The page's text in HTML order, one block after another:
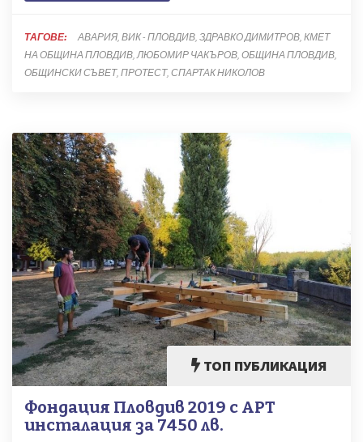
ТАГОВЕ: АВАРИЯ ВИК - ПЛОВДИВ ЗДРАВКО ДИМИТРОВ КМЕТ
НА ОБЩИНА ПЛОВДИВ ЛЮБОМИР ЧАКЪРОВ ОБЩИНА ПЛОВДИВ
ОБЩИНСКИ СЪВЕТ ПРОТЕСТ СПАРТАК НИКОЛОВ
ТОП ПУБЛИКАЦИЯ
Фондация Пловдив 2019 с АРТ
инсталация за 7450 лв.